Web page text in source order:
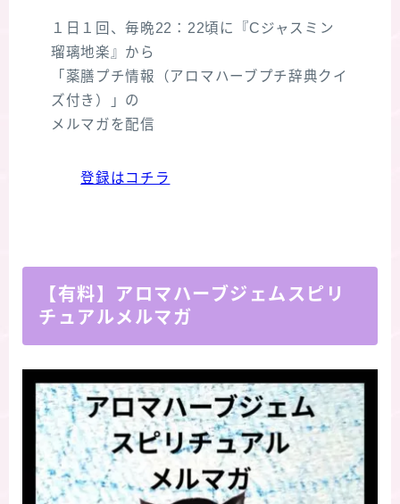
１日１回、毎晩22：22頃に『Cジャスミン
瑠璃地楽』から
「薬膳プチ情報（アロマハーブプチ辞典クイ
ズ付き）」の
メルマガを配信
登録はコチラ
【有料】アロマハーブジェムスピリ
チュアルメルマガ